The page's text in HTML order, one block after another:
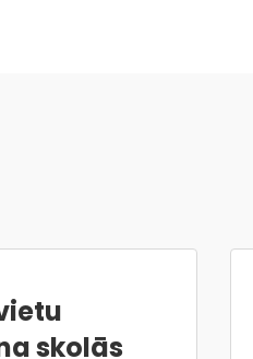
skolās